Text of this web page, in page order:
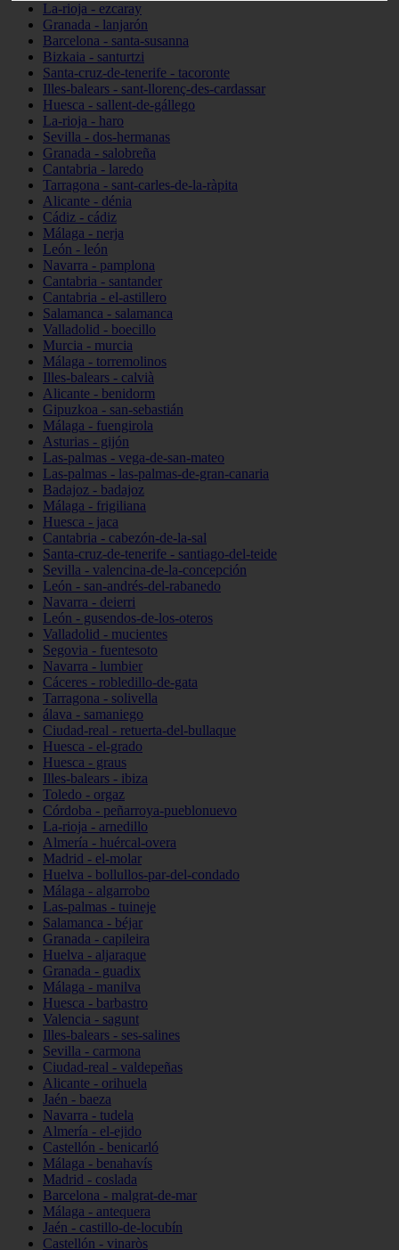
La-rioja - ezcaray
Granada - lanjarón
Barcelona - santa-susanna
Bizkaia - santurtzi
Santa-cruz-de-tenerife - tacoronte
Illes-balears - sant-llorenç-des-cardassar
Huesca - sallent-de-gállego
La-rioja - haro
Sevilla - dos-hermanas
Granada - salobreña
Cantabria - laredo
Tarragona - sant-carles-de-la-ràpita
Alicante - dénia
Cádiz - cádiz
Málaga - nerja
León - león
Navarra - pamplona
Cantabria - santander
Cantabria - el-astillero
Salamanca - salamanca
Valladolid - boecillo
Murcia - murcia
Málaga - torremolinos
Illes-balears - calvià
Alicante - benidorm
Gipuzkoa - san-sebastián
Málaga - fuengirola
Asturias - gijón
Las-palmas - vega-de-san-mateo
Las-palmas - las-palmas-de-gran-canaria
Badajoz - badajoz
Málaga - frigiliana
Huesca - jaca
Cantabria - cabezón-de-la-sal
Santa-cruz-de-tenerife - santiago-del-teide
Sevilla - valencina-de-la-concepción
León - san-andrés-del-rabanedo
Navarra - deierri
León - gusendos-de-los-oteros
Valladolid - mucientes
Segovia - fuentesoto
Navarra - lumbier
Cáceres - robledillo-de-gata
Tarragona - solivella
álava - samaniego
Ciudad-real - retuerta-del-bullaque
Huesca - el-grado
Huesca - graus
Illes-balears - ibiza
Toledo - orgaz
Córdoba - peñarroya-pueblonuevo
La-rioja - arnedillo
Almería - huércal-overa
Madrid - el-molar
Huelva - bollullos-par-del-condado
Málaga - algarrobo
Las-palmas - tuineje
Salamanca - béjar
Granada - capileira
Huelva - aljaraque
Granada - guadix
Málaga - manilva
Huesca - barbastro
Valencia - sagunt
Illes-balears - ses-salines
Sevilla - carmona
Ciudad-real - valdepeñas
Alicante - orihuela
Jaén - baeza
Navarra - tudela
Almería - el-ejido
Castellón - benicarló
Málaga - benahavís
Madrid - coslada
Barcelona - malgrat-de-mar
Málaga - antequera
Jaén - castillo-de-locubín
Castellón - vinaròs